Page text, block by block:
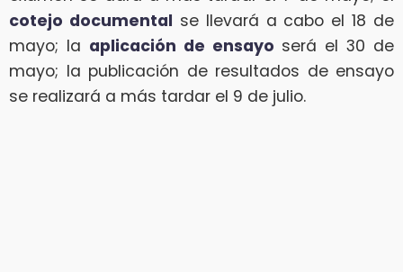
cotejo documental se llevará a cabo el 18 de
mayo; la aplicación de ensayo será el 30 de
mayo; la publicación de resultados de ensayo
se realizará a más tardar el 9 de julio.